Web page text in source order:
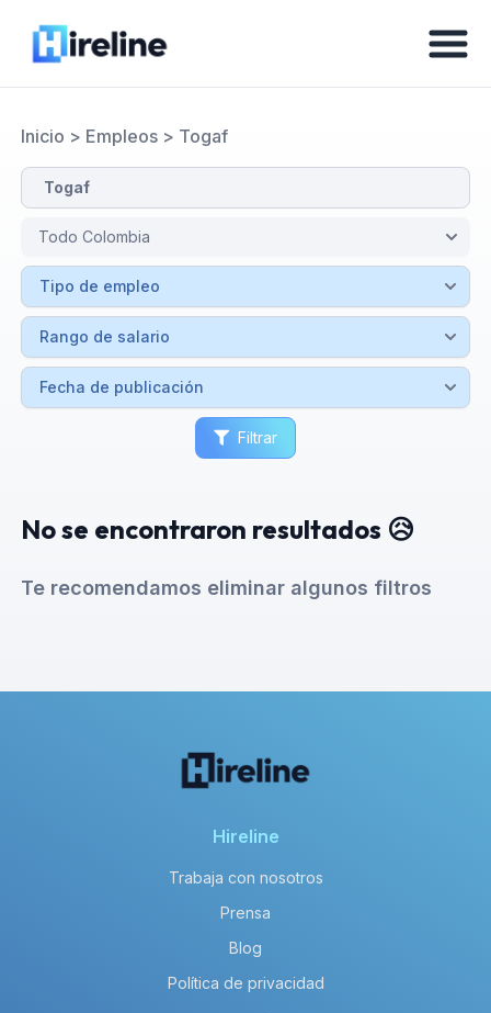
Inicio > Empleos> Togaf
Filtrar
No se encontraron resultados 😥
Te recomendamos eliminar algunos filtros
Hireline
Trabaja con nosotros
Prensa
Blog
Política de privacidad